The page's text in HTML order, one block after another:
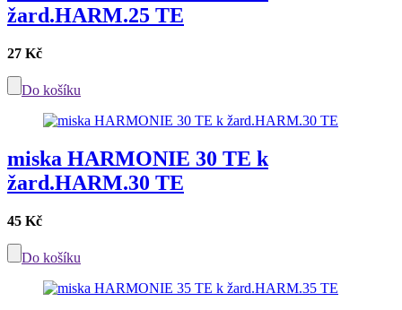
žard.HARM.25 TE
27 Kč
Do košíku
miska HARMONIE 30 TE k
žard.HARM.30 TE
45 Kč
Do košíku